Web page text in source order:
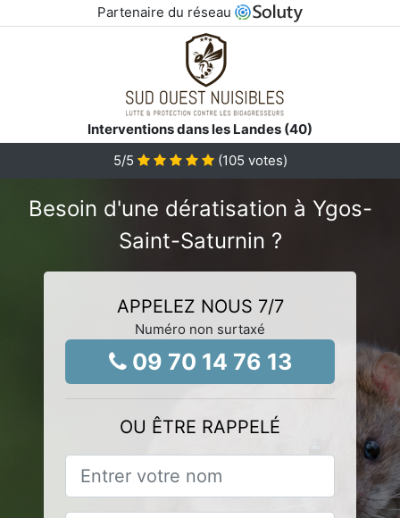
Partenaire du réseau
Interventions dans les Landes (40)
5/5 (105 votes)
Besoin d'une dératisation à Ygos-
Saint-Saturnin ?
APPELEZ NOUS 7/7
Numéro non surtaxé
09 70 14 76 13
OU ÊTRE RAPPELÉ